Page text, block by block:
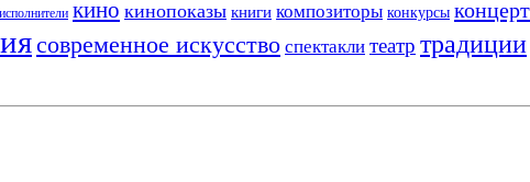
исполнители кино кинопоказы книги композиторы конкурсы
современное искусство спектакли театр традиции